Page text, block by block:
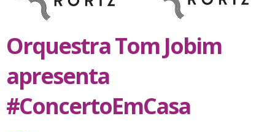
Orquestra Tom Jobim
apresenta
#ConcertoEmCasa